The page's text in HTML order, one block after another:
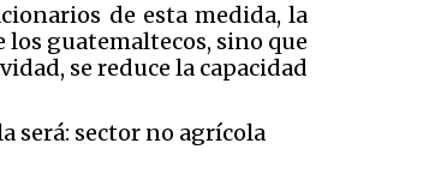
de esta medida, la
guatemaltecos, sino que
se reduce la capacidad
será: sector no agrícola